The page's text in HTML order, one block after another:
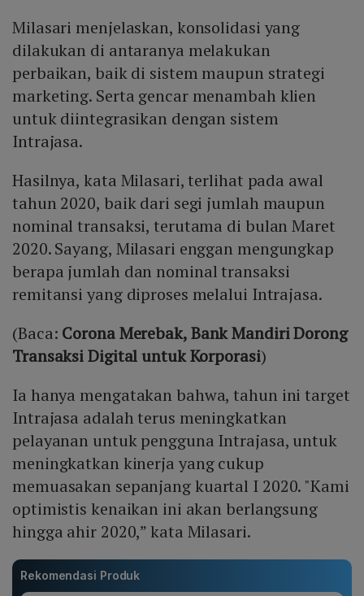
Milasari menjelaskan, konsolidasi yang
dilakukan di antaranya melakukan
perbaikan, baik di sistem maupun strategi
marketing. Serta gencar menambah klien
untuk diintegrasikan dengan sistem
Intrajasa.
Hasilnya, kata Milasari, terlihat pada awal
tahun 2020, baik dari segi jumlah maupun
nominal transaksi, terutama di bulan Maret
2020. Sayang, Milasari enggan mengungkap
berapa jumlah dan nominal transaksi
remitansi yang diproses melalui Intrajasa.
(Baca: Corona Merebak, Bank Mandiri Dorong
Transaksi Digital untuk Korporasi)
Ia hanya mengatakan bahwa, tahun ini target
Intrajasa adalah terus meningkatkan
pelayanan untuk pengguna Intrajasa, untuk
meningkatkan kinerja yang cukup
memuasakan sepanjang kuartal I 2020. "Kami
optimistis kenaikan ini akan berlangsung
hingga ahir 2020,” kata Milasari.
Rekomendasi Produk